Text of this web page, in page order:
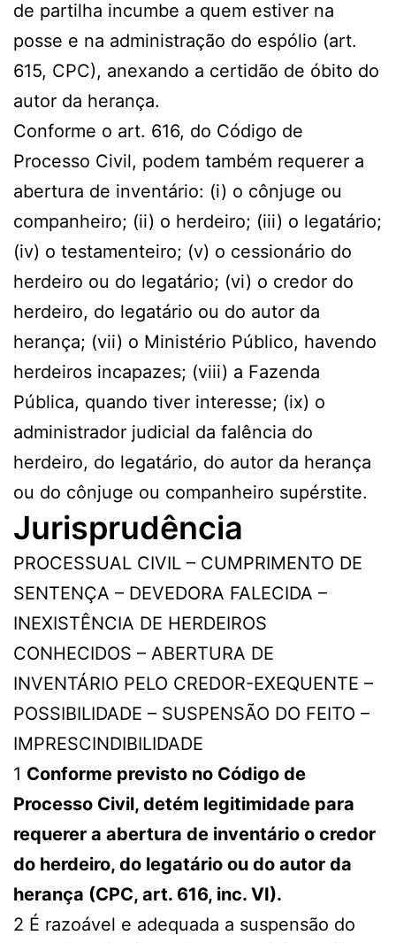
de partilha incumbe a quem estiver na
posse e na administração do espólio (art.
615, CPC), anexando a certidão de óbito do
autor da herança.
Conforme o art. 616, do Código de
Processo Civil, podem também requerer a
abertura de inventário: (i) o cônjuge ou
companheiro; (ii) o herdeiro; (iii) o legatário;
(iv) o testamenteiro; (v) o cessionário do
herdeiro ou do legatário; (vi) o credor do
herdeiro, do legatário ou do autor da
herança; (vii) o Ministério Público, havendo
herdeiros incapazes; (viii) a Fazenda
Pública, quando tiver interesse; (ix) o
administrador judicial da falência do
herdeiro, do legatário, do autor da herança
ou do cônjuge ou companheiro supérstite.
Jurisprudência
PROCESSUAL CIVIL – CUMPRIMENTO DE
SENTENÇA – DEVEDORA FALECIDA –
INEXISTÊNCIA DE HERDEIROS
CONHECIDOS – ABERTURA DE
INVENTÁRIO PELO CREDOR-EXEQUENTE –
POSSIBILIDADE – SUSPENSÃO DO FEITO –
IMPRESCINDIBILIDADE
1 Conforme previsto no Código de
Processo Civil, detém legitimidade para
requerer a abertura de inventário o credor
do herdeiro, do legatário ou do autor da
herança (CPC, art. 616, inc. VI).
2 É razoável e adequada a suspensão do